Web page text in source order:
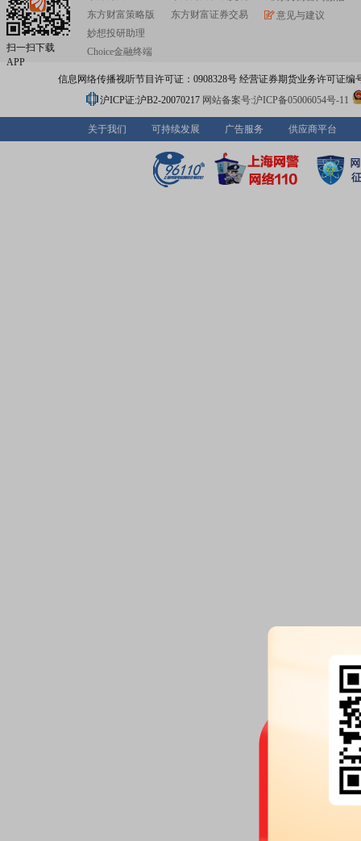
扫一扫下载
APP
东方财富策略版
妙想投研助理
Choice金融终端
东方财富证券交易
意见与建议
信息网络传播视听节目许可证：0908328号 经营证券期货业务许可证编
沪ICP证:沪B2-20070217 网站备案号:沪ICP备05006054号-11
关于我们 可持续发展 广告服务 供应商平台